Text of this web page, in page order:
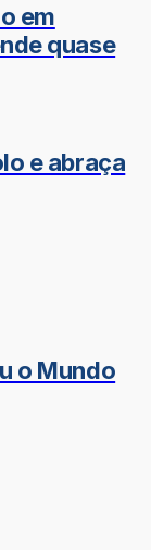
em
quase
e abraça
o Mundo